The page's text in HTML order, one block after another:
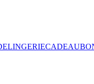
LINGERIE